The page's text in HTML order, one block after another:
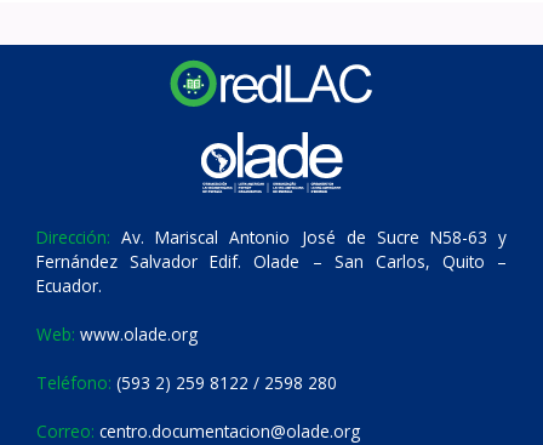
Dirección: Av. Mariscal Antonio José de Sucre N58-63 y
Fernández Salvador Edif. Olade – San Carlos, Quito –
Ecuador.
Web: www.olade.org
Teléfono: (593 2) 259 8122 / 2598 280
Correo: centro.documentacion@olade.org